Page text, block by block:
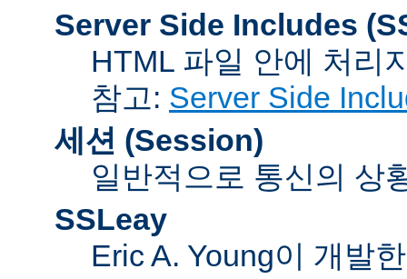
Server Side Includes
HTML 파일 안에 처리
참고: Server Side
세션 (Session)
일반적으로 통신의 상
SSLeay
Eric A. Young이 개발